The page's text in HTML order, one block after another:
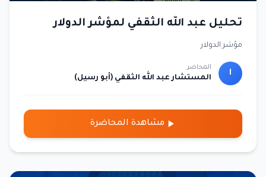
تحليل عبد الله الثقفي لمؤشر الدولار
مؤشر الدولار
ا
المحاضر
المستشار عبد الله الثقفي (أبو رسيل)
مشاهدة المحاضرة